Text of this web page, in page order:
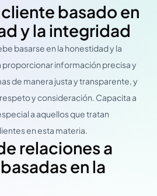
basado en
y la integridad
basarse en la honestidad y la
proporcionar información precisa y
de manera justa y transparente, y
y consideración. Capacita a
a aquellos que tratan
en esta materia.
relaciones a
en la